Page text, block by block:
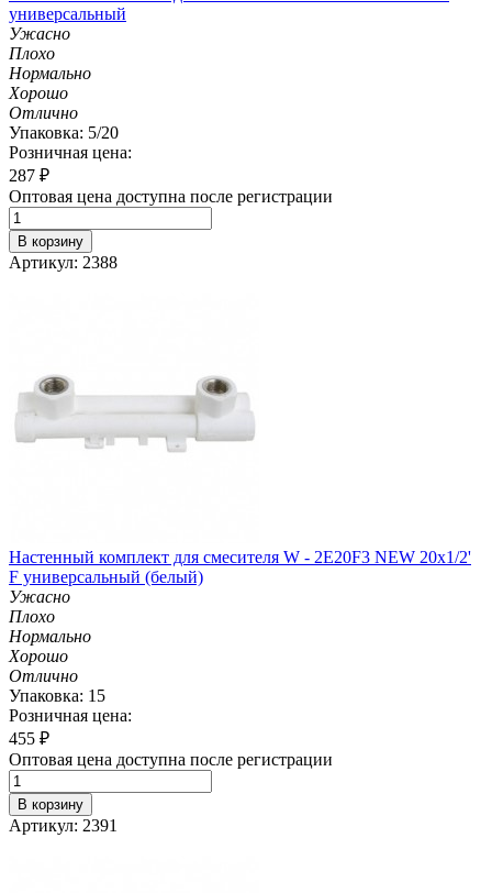
универсальный
Ужасно
Плохо
Нормально
Хорошо
Отлично
Упаковка: 5/20
Розничная цена:
287 ₽
Оптовая цена доступна после регистрации
В корзину
Артикул: 2388
Настенный комплект для смесителя W - 2E20F3 NEW 20х1/2'
F универсальный (белый)
Ужасно
Плохо
Нормально
Хорошо
Отлично
Упаковка: 15
Розничная цена:
455 ₽
Оптовая цена доступна после регистрации
В корзину
Артикул: 2391